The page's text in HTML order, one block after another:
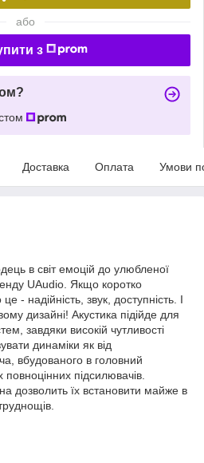
або
з
Доставка Оплата Умови
в світ емоцій до улюбленої
UAudio. Якщо коротко
- надійність, звук, доступність. І
дизайні! Акустика підійде для
завдяки високій чутливості
динаміки як від
вбудованого в головний
повноцінних підсилювачів.
дозволить їх встановити майже в